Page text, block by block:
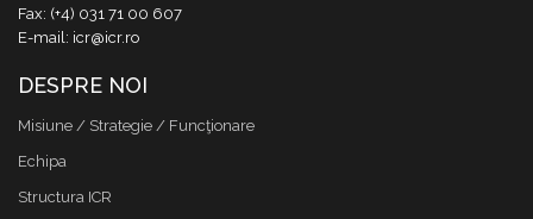
Fax: (+4) 031 71 00 607
E-mail: icr@icr.ro
DESPRE NOI
Misiune / Strategie / Funcţionare
Echipa
Structura ICR